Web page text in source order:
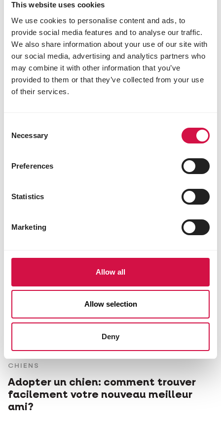
This website uses cookies
We use cookies to personalise content and ads, to
provide social media features and to analyse our traffic.
We also share information about your use of our site with
our social media, advertising and analytics partners who
may combine it with other information that you’ve
provided to them or that they’ve collected from your use
of their services.
Selection
Necessary
Preferences
Statistics
Marketing
Allow all
Allow selection
Deny
CHIENS
Comment choisir la nourriture pour
CHIENS
Adopter un chien: comment trouver
facilement votre nouveau meilleur
ami?